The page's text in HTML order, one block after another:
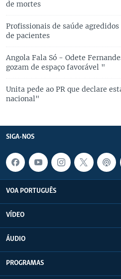
de mortes
Profissionais de saúde
de pacientes
Angola Fala Só - Odete
gozam de espaço favorável "
Unita pede ao PR que declare
nacional"
SIGA-NOS
VOA PORTUGUÊS
VÍDEO
ÁUDIO
PROGRAMAS